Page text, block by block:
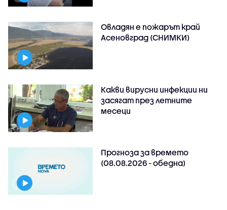
Овладян е пожарът край
Асеновград (СНИМКИ)
Какви вирусни инфекции ни
засягат през летните
месеци
Прогноза за времето
(08.08.2026 - обедна)